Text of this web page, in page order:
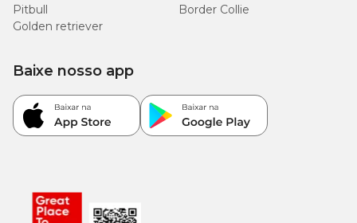
Pitbull
Border Collie
Golden retriever
Baixe nosso app